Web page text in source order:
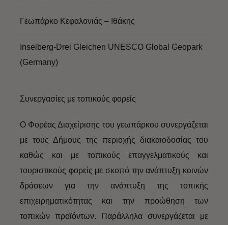
Γεωπάρκο Κεφαλονιάς – Ιθάκης
Inselberg-Drei Gleichen UNESCO Global Geopark
(Germany)
Συνεργασίες με τοπικούς φορείς
Ο Φορέας Διαχείρισης του γεωπάρκου συνεργάζεται
με τους Δήμους της περιοχής διακαιοδοσίας του
καθώς και με τοπικούς επαγγελματικούς και
τουριστικούς φορείς με σκοπό την ανάπτυξη κοινών
δράσεων για την ανάπτυξη της τοπικής
επιχειρηματικότητας και την προώθηση των
τοπικών προϊόντων. Παράλληλα συνεργάζεται με